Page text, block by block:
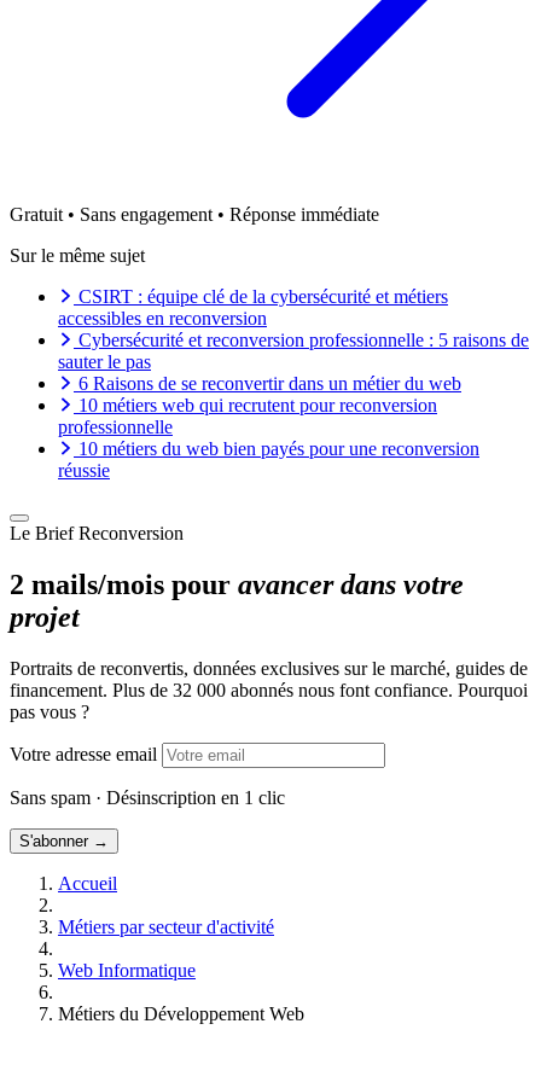
Gratuit • Sans engagement • Réponse immédiate
Sur le même sujet
CSIRT : équipe clé de la cybersécurité et métiers
accessibles en reconversion
Cybersécurité et reconversion professionnelle : 5 raisons de
sauter le pas
6 Raisons de se reconvertir dans un métier du web
10 métiers web qui recrutent pour reconversion
professionnelle
10 métiers du web bien payés pour une reconversion
réussie
Le Brief Reconversion
2 mails/mois pour avancer dans votre
projet
Portraits de reconvertis, données exclusives sur le marché, guides de
financement. Plus de 32 000 abonnés nous font confiance. Pourquoi
pas vous ?
Votre adresse email
Sans spam · Désinscription en 1 clic
S'abonner →
Accueil
Métiers par secteur d'activité
Web Informatique
Métiers du Développement Web